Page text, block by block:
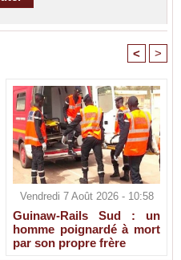
< >
Vendredi 7 Août 2026 - 10:58
Guinaw-Rails Sud : un
homme poignardé à mort
par son propre frère